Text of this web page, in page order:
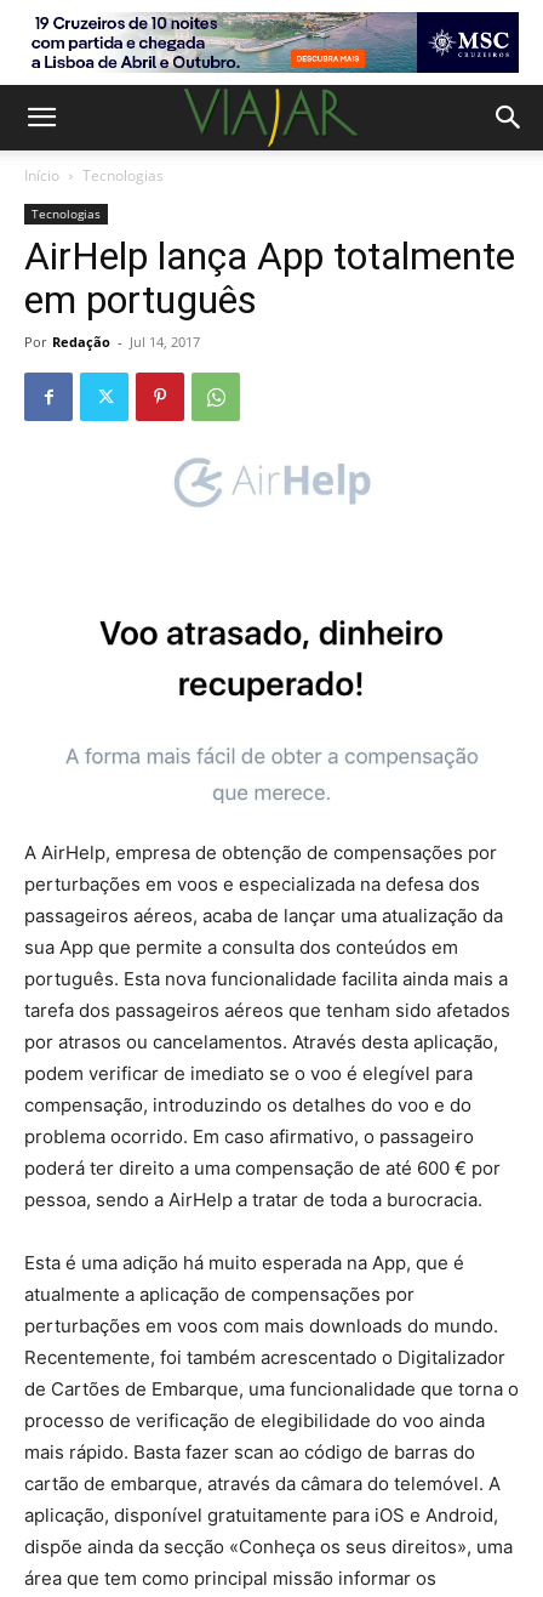
Início Tecnologias
Tecnologias
AirHelp lança App totalmente
em português
Por Redação - Jul 14, 2017
A AirHelp, empresa de obtenção de compensações por
perturbações em voos e especializada na defesa dos
passageiros aéreos, acaba de lançar uma atualização da
sua App que permite a consulta dos conteúdos em
português. Esta nova funcionalidade facilita ainda mais a
tarefa dos passageiros aéreos que tenham sido afetados
por atrasos ou cancelamentos. Através desta aplicação,
podem verificar de imediato se o voo é elegível para
compensação, introduzindo os detalhes do voo e do
problema ocorrido. Em caso afirmativo, o passageiro
poderá ter direito a uma compensação de até 600 € por
pessoa, sendo a AirHelp a tratar de toda a burocracia.
Esta é uma adição há muito esperada na App, que é
atualmente a aplicação de compensações por
perturbações em voos com mais downloads do mundo.
Recentemente, foi também acrescentado o Digitalizador
de Cartões de Embarque, uma funcionalidade que torna o
processo de verificação de elegibilidade do voo ainda
mais rápido. Basta fazer scan ao código de barras do
cartão de embarque, através da câmara do telemóvel. A
aplicação, disponível gratuitamente para iOS e Android,
dispõe ainda da secção «Conheça os seus direitos», uma
área que tem como principal missão informar os